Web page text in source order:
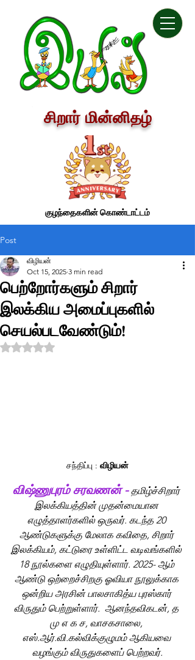
சிறார் மின்னிதழ்
குழந்தைகளின் கொண்டாட்டம்
Post
பெற்றோர்களும் சிறார்
இலக்கிய அமைப்புகளில்
செயல்படவேண்டும்!
விழியன்
Oct 15, 2025 3 min read
Rated NaN out of 5 stars.
சந்திப்பு : விழியன்
விஷ்ணுபுரம் சரவணன் - தமிழ்ச்சிறார்
இலக்கியத்தின் முதன்மையான
எழுத்தாளர்களில் ஒருவர். கடந்த 20
ஆண்டுகளுக்கு மேலாக கவிதை, சிறார்
இலக்கியம், கட்டுரை உள்ளிட்ட வடிவங்களில்
18 நூல்களை எழுதியுள்ளார். 2025- ஆம்
ஆண்டு ஒற்றைச்சிறகு ஓவியா நூலுக்காக
ஒன்றிய அரசின் பாலசாகித்ய புரஸ்கார்
விருதும் பெற்றுள்ளார்.  ஆனந்தவிகடன், த
மு எ க ச, வாசகசாலை,
எஸ்.ஆர்.வி.கல்விக்குழுமம் ஆகியவை
வழங்கும் விருதுகளைப் பெற்றவர்.